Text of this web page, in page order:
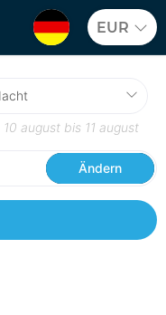
EUR
10 august bis 11 august
Ändern